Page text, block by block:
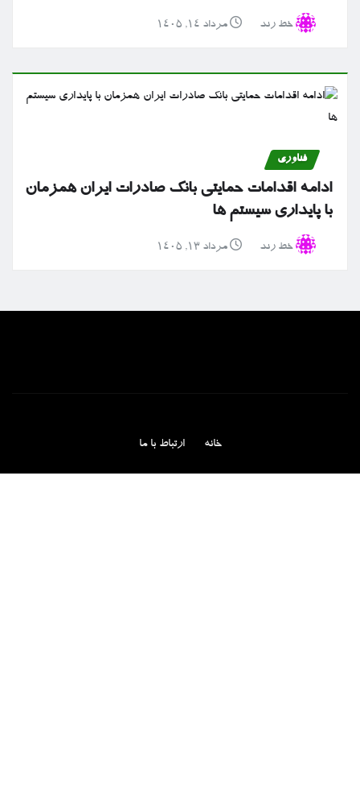
خط رند مرداد ۱۴, ۱۴۰۵
فناوری
ادامه اقدامات حمایتی بانک صادرات ایران همزمان
با پایداری سیستم ها
خط رند مرداد ۱۳, ۱۴۰۵
خانه ارتباط با ما